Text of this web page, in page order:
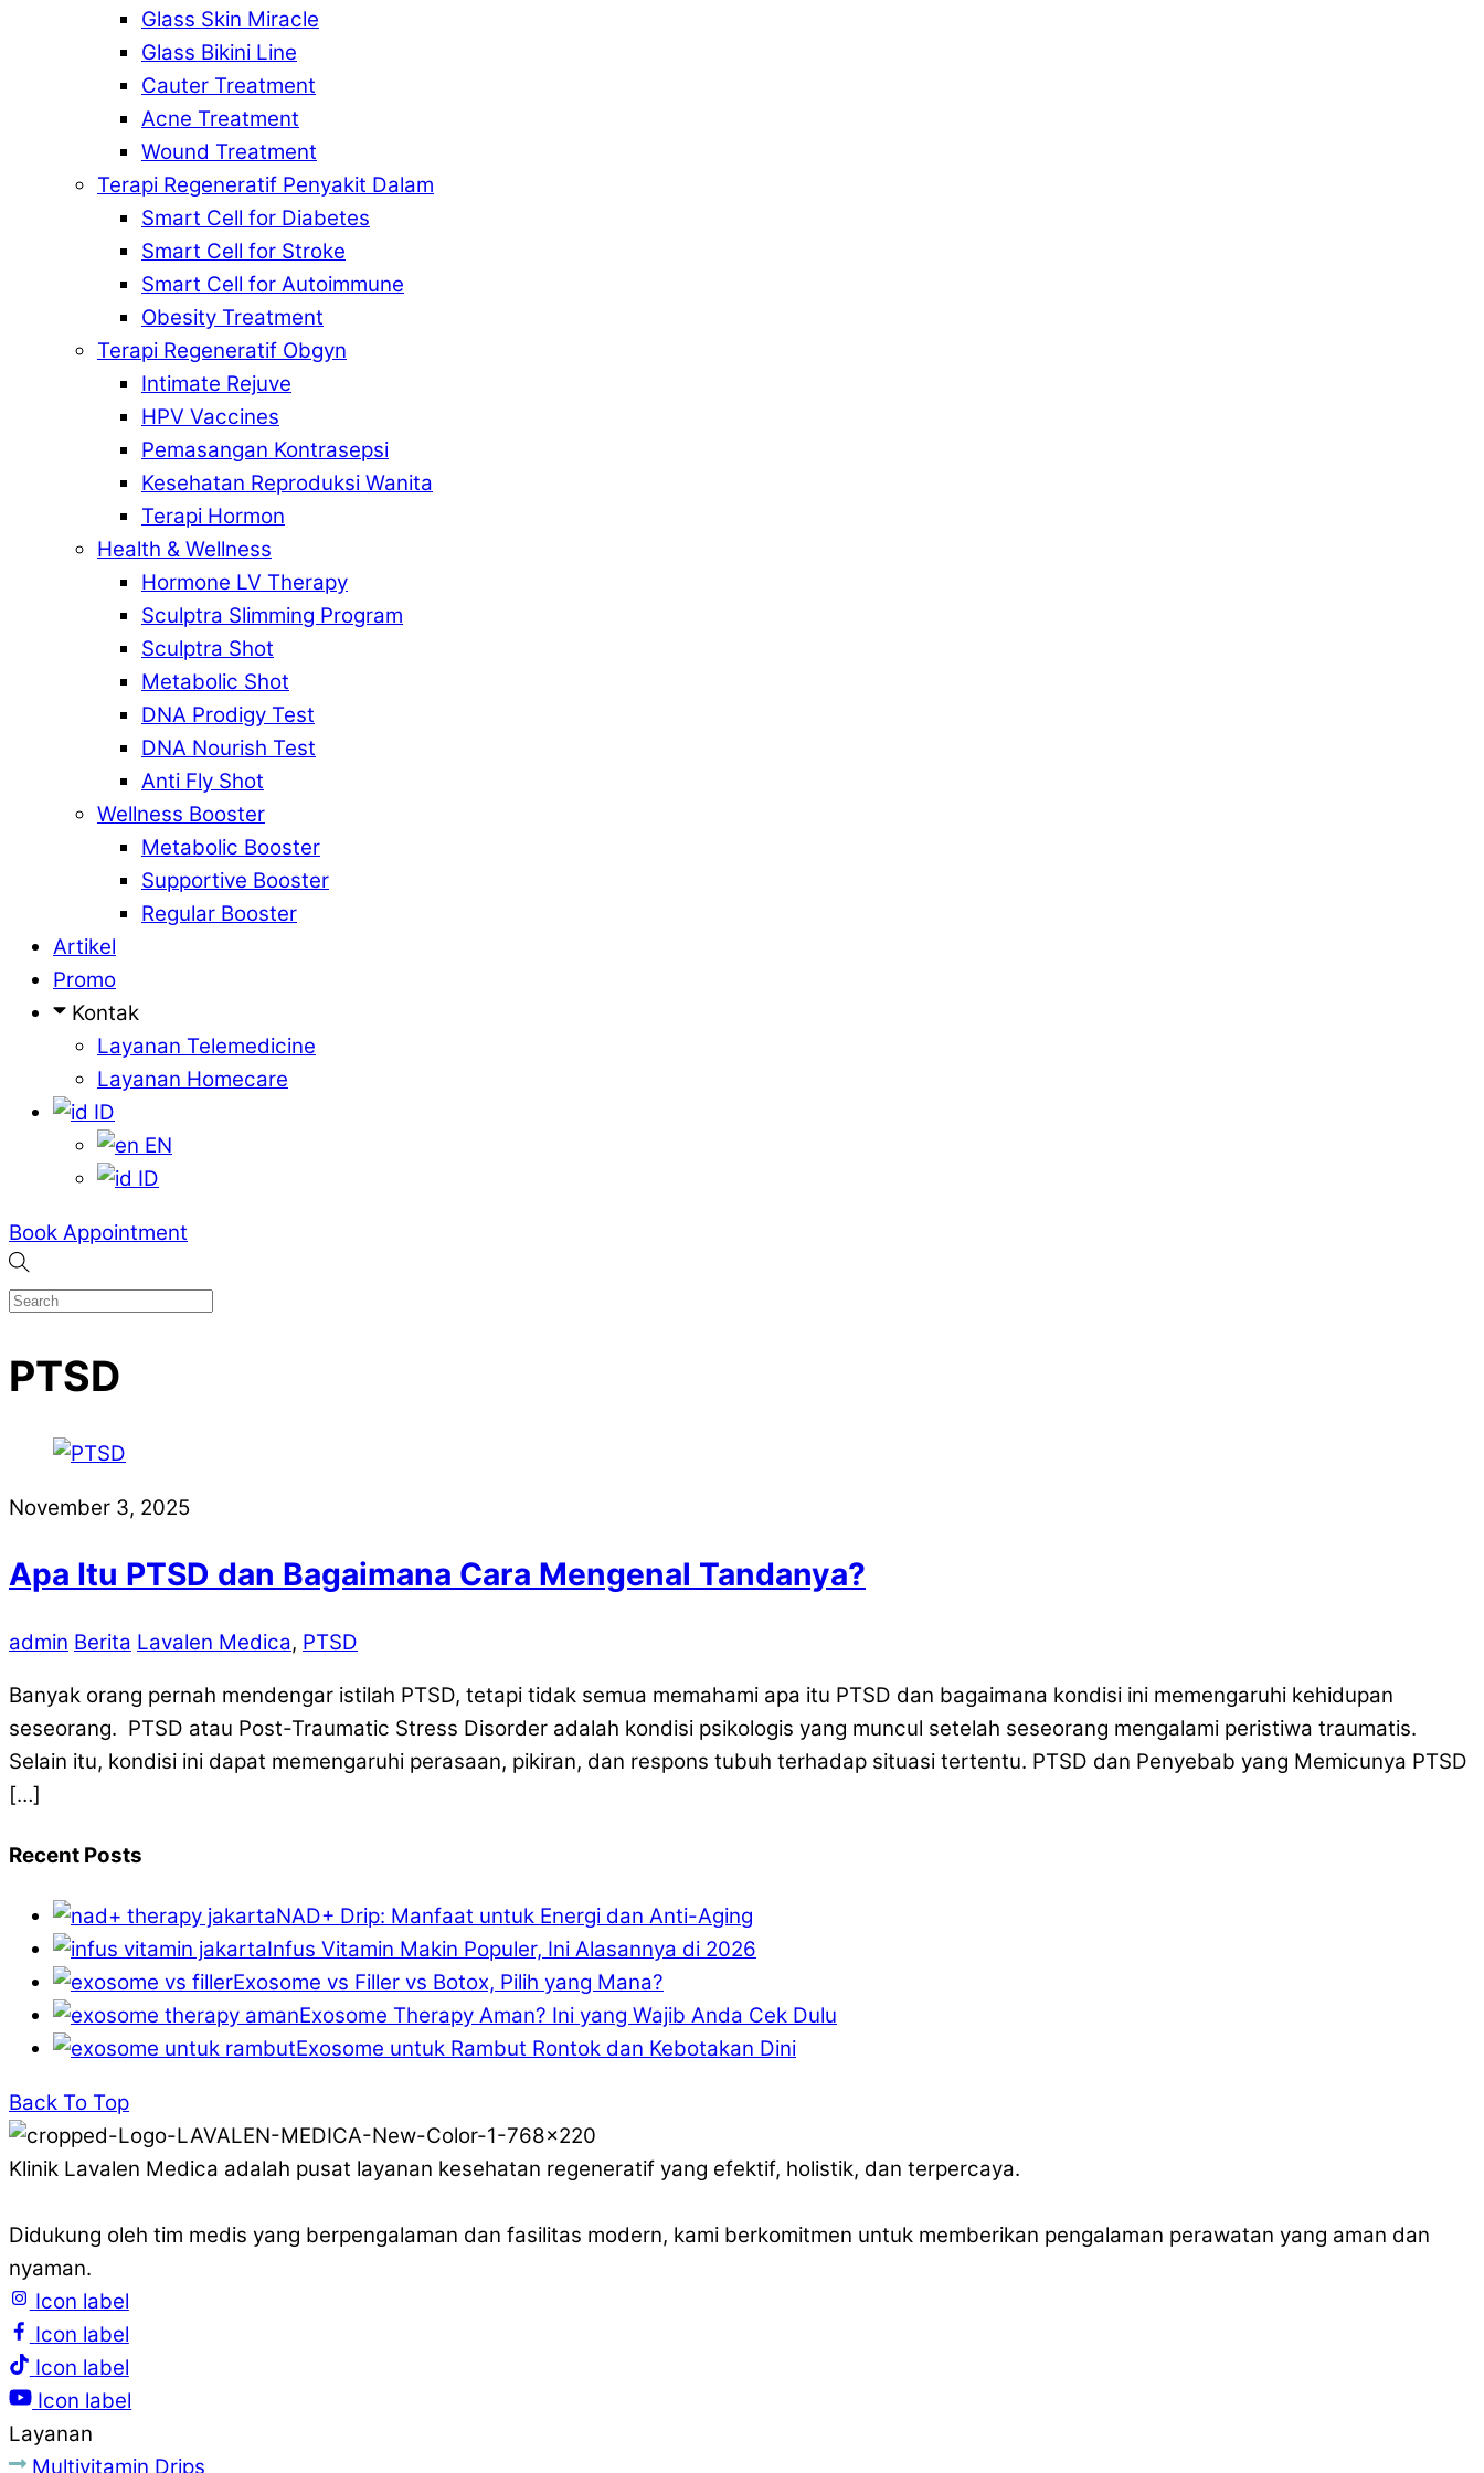
Glass Skin Miracle
Glass Bikini Line
Cauter Treatment
Acne Treatment
Wound Treatment
Terapi Regeneratif Penyakit Dalam
Smart Cell for Diabetes
Smart Cell for Stroke
Smart Cell for Autoimmune
Obesity Treatment
Terapi Regeneratif Obgyn
Intimate Rejuve
HPV Vaccines
Pemasangan Kontrasepsi
Kesehatan Reproduksi Wanita
Terapi Hormon
Health & Wellness
Hormone LV Therapy
Sculptra Slimming Program
Sculptra Shot
Metabolic Shot
DNA Prodigy Test
DNA Nourish Test
Anti Fly Shot
Wellness Booster
Metabolic Booster
Supportive Booster
Regular Booster
Artikel
Promo
Kontak
Layanan Telemedicine
Layanan Homecare
ID
EN
ID
Book Appointment
PTSD
November 3, 2025
Apa Itu PTSD dan Bagaimana Cara Mengenal Tandanya?
admin Berita Lavalen Medica, PTSD
Banyak orang pernah mendengar istilah PTSD, tetapi tidak semua memahami apa itu PTSD dan bagaimana kondisi ini memengaruhi kehidupan
seseorang. PTSD atau Post-Traumatic Stress Disorder adalah kondisi psikologis yang muncul setelah seseorang mengalami peristiwa traumatis.
Selain itu, kondisi ini dapat memengaruhi perasaan, pikiran, dan respons tubuh terhadap situasi tertentu. PTSD dan Penyebab yang Memicunya PTSD
[…]
Recent Posts
NAD+ Drip: Manfaat untuk Energi dan Anti-Aging
Infus Vitamin Makin Populer, Ini Alasannya di 2026
Exosome vs Filler vs Botox, Pilih yang Mana?
Exosome Therapy Aman? Ini yang Wajib Anda Cek Dulu
Exosome untuk Rambut Rontok dan Kebotakan Dini
Back To Top
Klinik Lavalen Medica adalah pusat layanan kesehatan regeneratif yang efektif, holistik, dan terpercaya.
Didukung oleh tim medis yang berpengalaman dan fasilitas modern, kami berkomitmen untuk memberikan pengalaman perawatan yang aman dan
nyaman.
Icon label
Icon label
Icon label
Icon label
Layanan
Multivitamin Drips